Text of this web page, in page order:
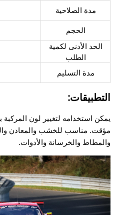
مدة الصلاحية
الحجم
الحد الأدنى لكمية
الطلب
مدة التسليم
التطبيقات:
يمكن استخدامه لتغيير لون
مؤقت. مناسب للخشب والمعادن
والمطاط والخرسانة والأدوات.